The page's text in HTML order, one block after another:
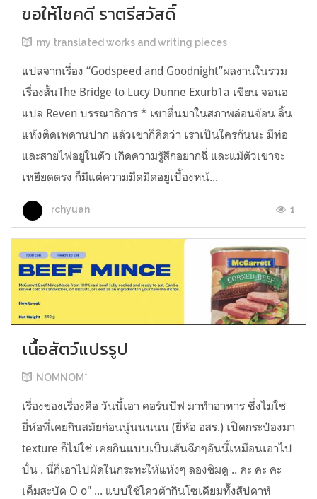
ขอให้โชคดี ราตรีสวัสดิ์
my translated works and writing pieces
แปลจากเรื่อง “Godspeed and Goodnight”ผลงานในรวม
เรื่องสั้นThe Bridge to Lucy Dunne Exurb1a เขียน จอนอ
แปล Reven บรรณาธิการ * เขาตื่นมาในสภาพล่อนจ้อน ลิ้น
แห้งติดเพดานปาก แล้วเขาก็คิดว่า เราเป็นใครกันนะ มีท่อ
และสายไฟอยู่ในตัว เกิดความรู้สึกอยากฉี่ และแม้ตัวเขาจะ
เหยียดตรง ก็มีแต่ความมืดมิดอยู่เบื้องหน้...
rchyuan 1
เนื้อสัตว์แปรรูป
NOMNOM*
เรื่องของเรื่องคือ วันนี้เอา คอร์นบีฟ มาทำอาหาร ซึ่งไม่ใช่
ยี่ห้อที่เคยกินสมัยก่อนนู้นนนนน (ยี่ห้อ อสร.) เปิดกระป๋องมา
texture ก็ไม่ใช่ เคยกินแบบเป็นเส้นฉีกๆอันนี้เหมือนเอาไป
ปั่น . นี่ก็เอาไปผัดในกระทะให้แห้งๆ ลองชิมดู .. คะ คะ คะ
เค็มสะบัด O o" ... แบบใช้โควต้ากินโซเดียมทั้งสัปดาห์